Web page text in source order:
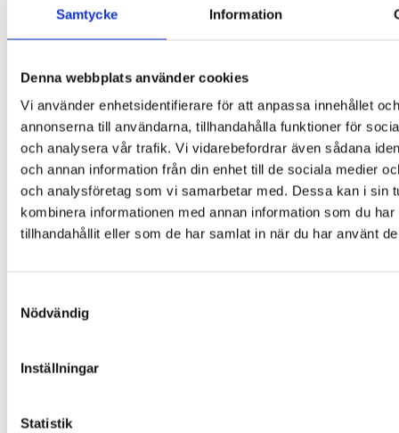
Samtycke Information
Denna webbplats använder cookies
Vi använder enhetsidentifierare för att anpassa innehållet och
annonserna till användarna, tillhandahålla funktioner för
och analysera vår trafik. Vi vidarebefordrar även sådana
och annan information från din enhet till de sociala medier
och analysföretag som vi samarbetar med. Dessa kan i sin
kombinera informationen med annan information som du har
tillhandahållit eller som de har samlat in när du har använt
Nödvändig
Inställningar
Statistik
Ögonlappen kan användas som ett alternativ eller
komplement till ögonplåster om man periodvis upplever ett
behov av att ta en paus från ögonplåster på grund av
Får endast användas efter avtal med ortoptist eller
ögonläkare.
Ögonlappen består av ett ovalt tygstycke som placeras på
insidan av glasögonen. Den snäpper igen, täcker glaset och
följer glasögonskalmen. Den placeras på insidan av
glasögonen för att säkra en tät anslutning runt huden och
därmed undvika att ljus kommer in från sidorna. Det är just
Ögonlapparna har en symmetrisk form som ser till att de kan
ögonlappen ska täcka höger eller vänster öga.